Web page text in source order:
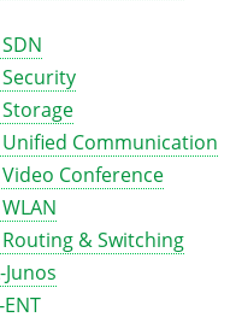
Communication
Conference
& Switching